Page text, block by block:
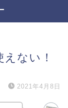
ない！
2021年4月8日